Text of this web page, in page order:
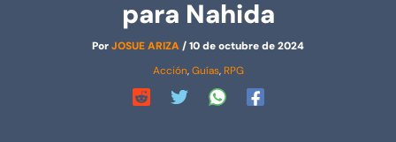
para Nahida
PorJOSUE ARIZA/10 de octubre de 2024
Acción,Guías, RPG